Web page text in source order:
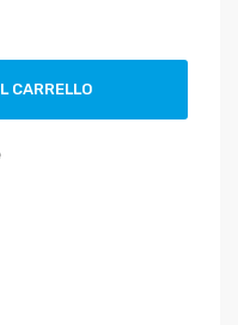
CARRELLO